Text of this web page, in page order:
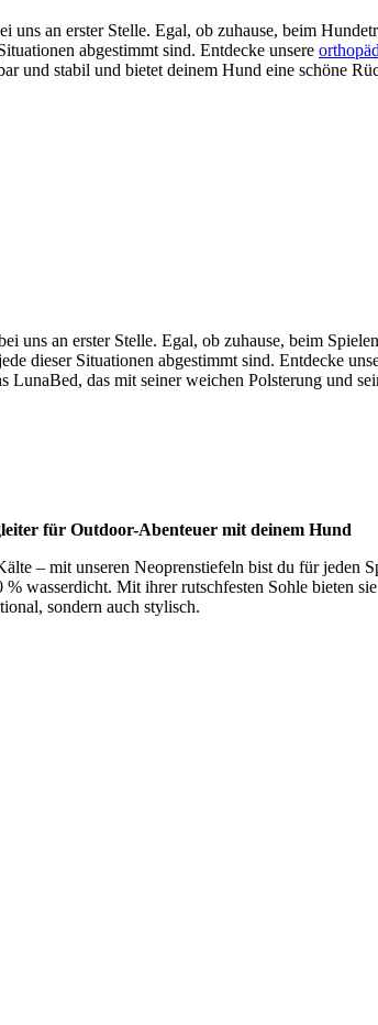
uns an erster Stelle. Egal, ob zuhause, beim
abgestimmt sind. Entdecke unsere
und stabil und bietet deinem Hund eine schöne
uns an erster Stelle. Egal, ob zuhause, beim
dieser Situationen abgestimmt sind. Entdecke
LunaBed, das mit seiner weichen Polsterung und
für Outdoor-Abenteuer mit deinem Hund
– mit unseren Neoprenstiefeln bist du für jeden
wasserdicht. Mit ihrer rutschfesten Sohle bieten
sondern auch stylisch.